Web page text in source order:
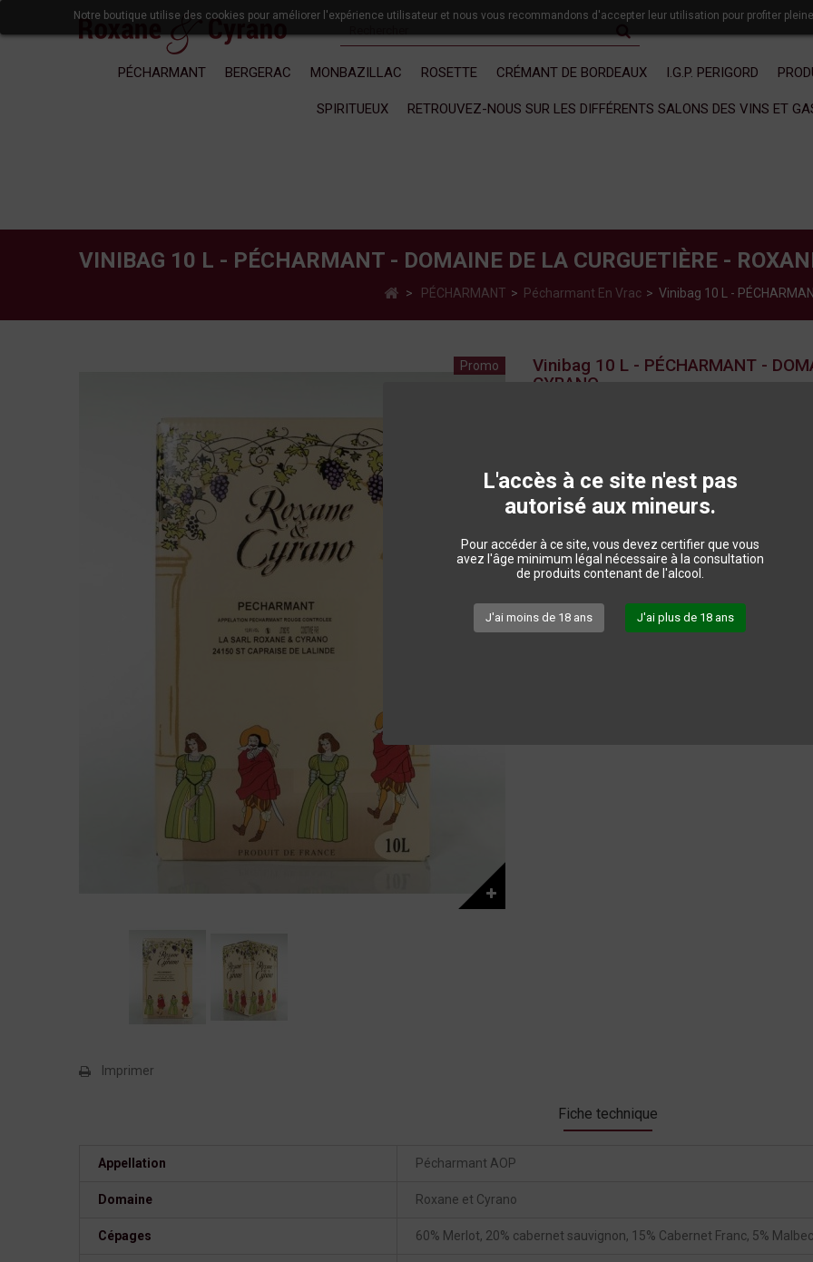
Notre boutique utilise des cookies pour améliorer l'expérience utilisateur et nous vous recommandons d'accepter leur utilisation pour profiter
PÉCHARMANT BERGERAC MONBAZILLAC ROSETTE CRÉMANT DE BORDEAUX I.G.P. PERIGORD
SPIRITUEUX RETROUVEZ-NOUS SUR LES DIFFÉRENTS SALONS DES VINS ET
L'accès à ce site n'est pas
autorisé aux mineurs.
Pour accéder à ce site, vous devez certifier que vous
avez l'âge minimum légal nécessaire à la consultation
de produits contenant de l'alcool.
J'ai moins de 18 ans J'ai plus de 18 ans
VINIBAG 10 L - PÉCHARMANT - DOMAINE DE LA CURGUETIÈRE -
> PÉCHARMANT > Pécharmant En Vrac > Vinibag 10 L -
Promo
Imprimer
Vinibag 10 L - PÉCHARMANT -
CYRANO
Quantité
Fiche technique
Ajouter au panier
Fiche technique
Appellation Pécharmant AOP
Domaine Roxane et Cyrano
Cépages 60% Merlot, 20% cabernet sauvignon, 15% Cabernet Franc, 5% Malbec